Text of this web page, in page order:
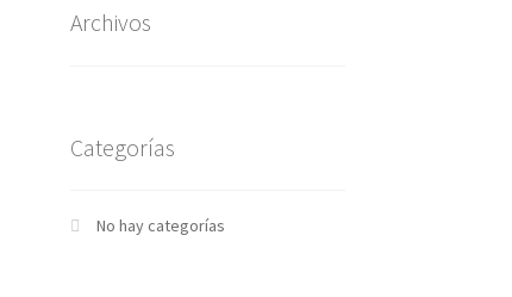
Archivos
Categorías
No hay categorías